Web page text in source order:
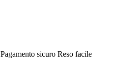
Pagamento sicuro Reso facile